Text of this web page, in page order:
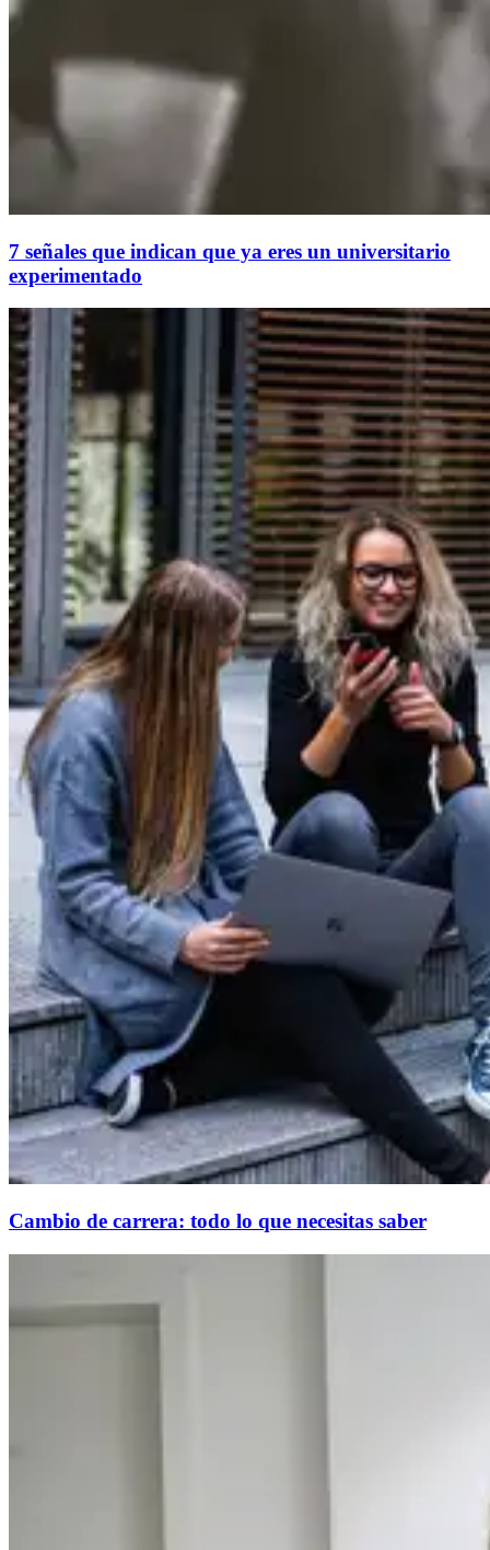
7 señales que indican que ya eres un universitario
experimentado
Cambio de carrera: todo lo que necesitas saber